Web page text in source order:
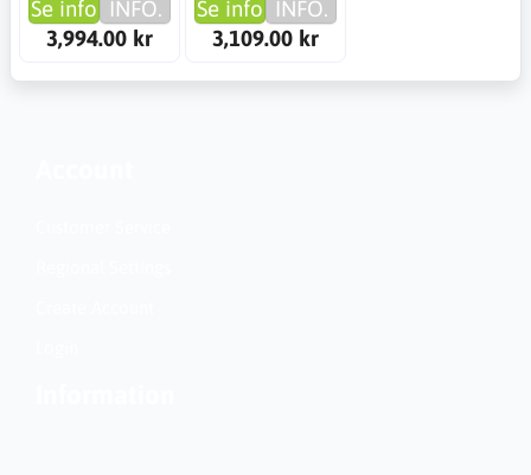
Se info INFO.
3,994.00 kr
Se info INFO.
3,109.00 kr